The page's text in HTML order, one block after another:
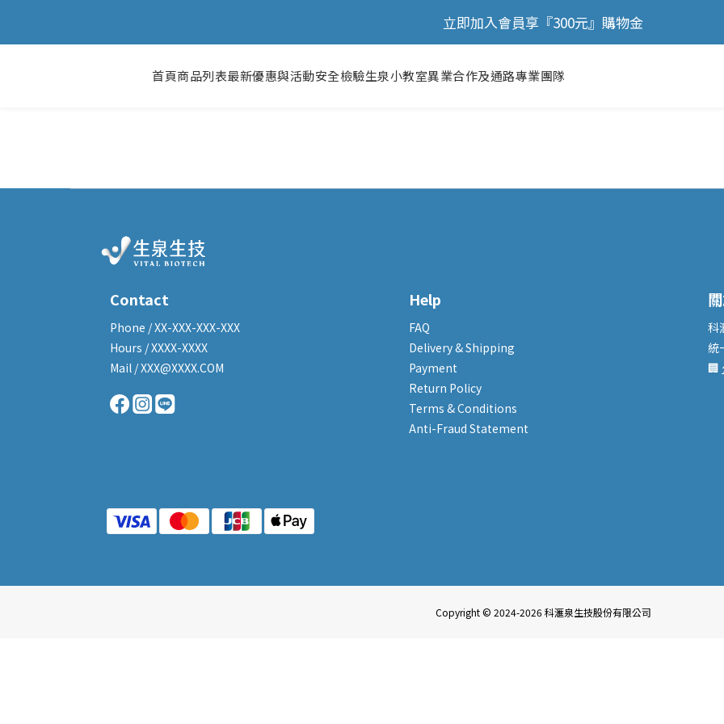
🎉 歡慶88節，滿額送膠原蛋白正貨！！
立即加入會員享『300元』購物金
🎉 歡慶88節，滿額送膠原蛋白正貨！！
首頁商品列表最新優惠與活動安全檢驗生泉小教室異業合作及通路專業團隊
Contact
Phone / XX-XXX-XXX-XXX
Hours / XXXX-XXXX
Mail / XXX@XXXX.COM
Help
FAQ
Delivery & Shipping
Payment
Return Policy
Terms & Conditions
Anti-Fraud Statement
科
統
🏢
Copyright © 2024-2026 科滙泉生技股份有限公司